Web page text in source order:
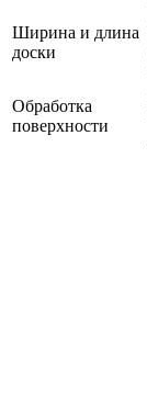
Ширина и длина
доски
Обработка
поверхности